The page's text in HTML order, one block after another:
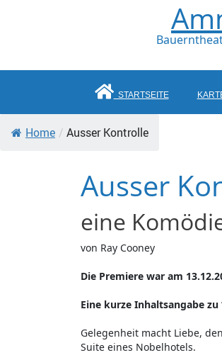
STARTSEITE
Home / Ausser Kontrolle
Ausser
eine
von Ray Cooney
Die Premiere war am
Eine kurze Inhaltsangabe zu
Gelegenheit macht Liebe,
Suite eines Nobelhotels.